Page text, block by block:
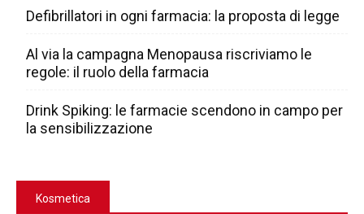
Defibrillatori in ogni farmacia: la proposta di legge
Al via la campagna Menopausa riscriviamo le
regole: il ruolo della farmacia
Drink Spiking: le farmacie scendono in campo per
la sensibilizzazione
Kosmetica